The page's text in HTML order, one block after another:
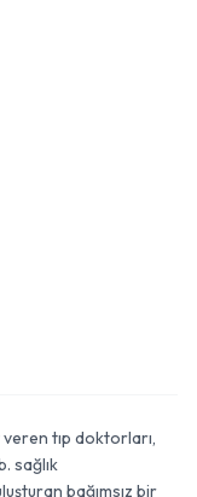
tıp doktorları,
sağlık
bağımsız bir